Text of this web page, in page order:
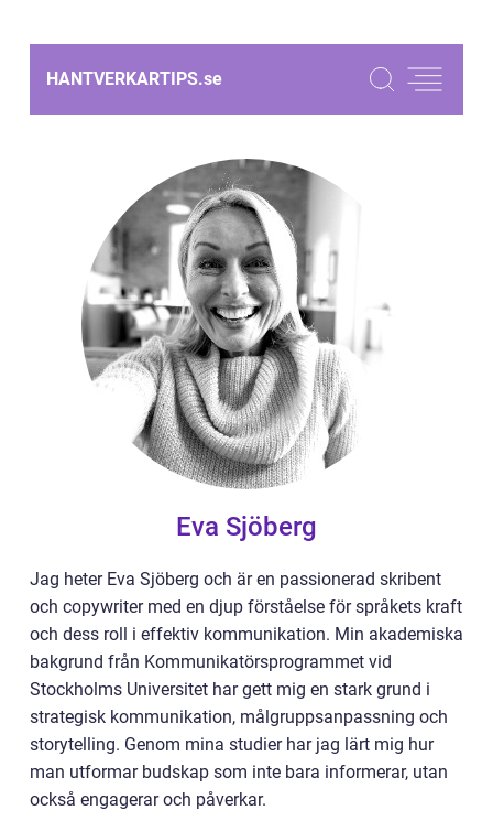
HANTVERKARTIPS.se
Eva Sjöberg
Jag heter Eva Sjöberg och är en passionerad skribent
och copywriter med en djup förståelse för språkets kraft
och dess roll i effektiv kommunikation. Min akademiska
bakgrund från Kommunikatörsprogrammet vid
Stockholms Universitet har gett mig en stark grund i
strategisk kommunikation, målgruppsanpassning och
storytelling. Genom mina studier har jag lärt mig hur
man utformar budskap som inte bara informerar, utan
också engagerar och påverkar.